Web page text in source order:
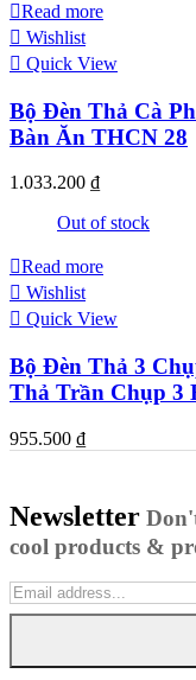
Read more
Wishlist
Quick View
Bộ Đèn Thả Cà
Bàn Ăn THCN 28
1.033.200 ₫
Out of stock
Read more
Wishlist
Quick View
Bộ Đèn Thả 3
Thả Trần Chụp 3
955.500 ₫
Newsletter
cool products &